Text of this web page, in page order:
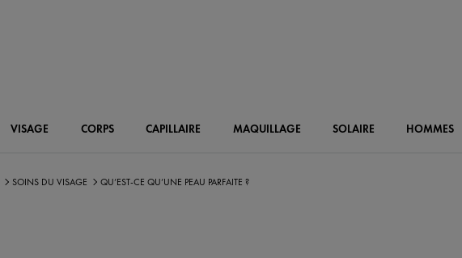
VISAGE CORPS CAPILLAIRE MAQUILLAGE SOLAIRE HOMMES
SOINS DU VISAGE QU’EST-CE QU’UNE PEAU PARFAITE ?